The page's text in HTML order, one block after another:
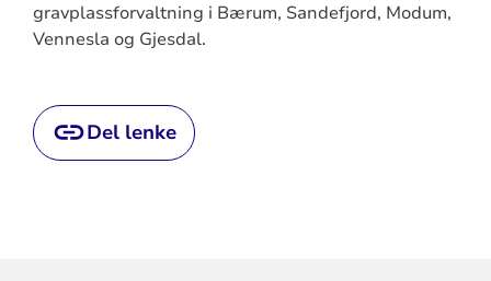
gravplassforvaltning i Bærum, Sandefjord, Modum,
Vennesla og Gjesdal.
Del lenke